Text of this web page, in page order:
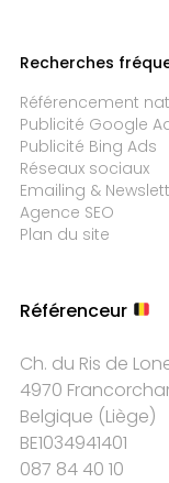
Recherches
Référencement
Publicité Google
Publicité Bing Ads
Réseaux sociaux
Emailing &
Agence SEO
Plan du site
Référenceur
Ch. du Ris de
4970
Belgique (Liège)
BE1034941401
087 84 40 10